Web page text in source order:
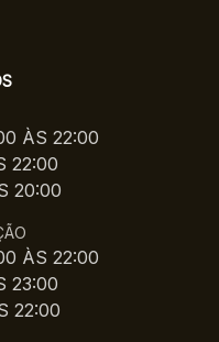
ÀS 22:00
22:00
20:00
ÀS 22:00
23:00
22:00